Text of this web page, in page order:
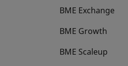
BME Exchange
BME Growth
se abre en una
BME Scaleup
se abre en una